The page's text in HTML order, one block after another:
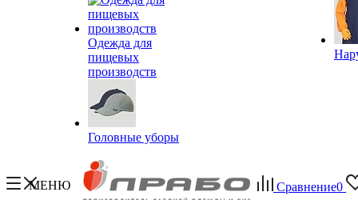
Одежда для
пищевых
производств
Головные уборы
МЕНЮ Сравнение0